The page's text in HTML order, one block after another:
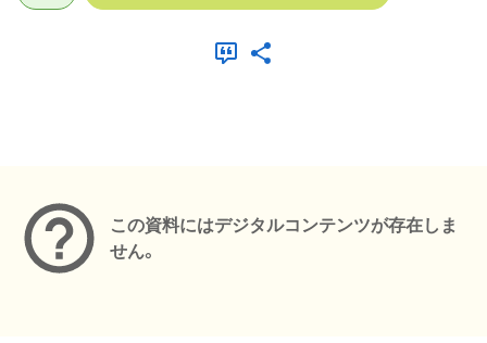
この資料にはデジタルコンテンツが存在しま
せん。